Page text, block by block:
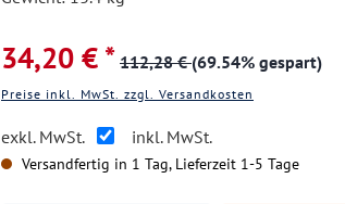
34,20 € * 112,28 €(69.54% gespart)
Preise inkl. MwSt. zzgl. Versandkosten
exkl. MwSt. inkl. MwSt.
Versandfertig in 1 Tag, Lieferzeit 1-5 Tage